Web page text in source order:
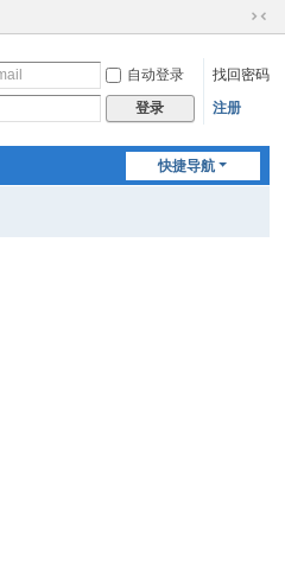
切
到
自动登录
找回密码
登录 注册
快捷导航